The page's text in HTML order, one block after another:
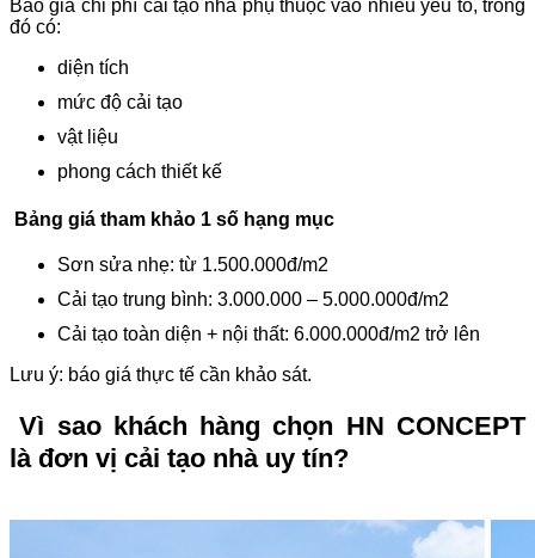
Báo giá chi phí cải tạo nhà phụ thuộc vào nhiều yếu tố, trong
đó có:
diện tích
mức độ cải tạo
vật liệu
phong cách thiết kế
Bảng giá tham khảo 1 số hạng mục
Sơn sửa nhẹ: từ 1.500.000đ/m2
Cải tạo trung bình: 3.000.000 – 5.000.000đ/m2
Cải tạo toàn diện + nội thất: 6.000.000đ/m2 trở lên
Lưu ý: báo giá thực tế cần khảo sát.
Vì sao khách hàng chọn HN CONCEPT
là đơn vị cải tạo nhà uy tín?